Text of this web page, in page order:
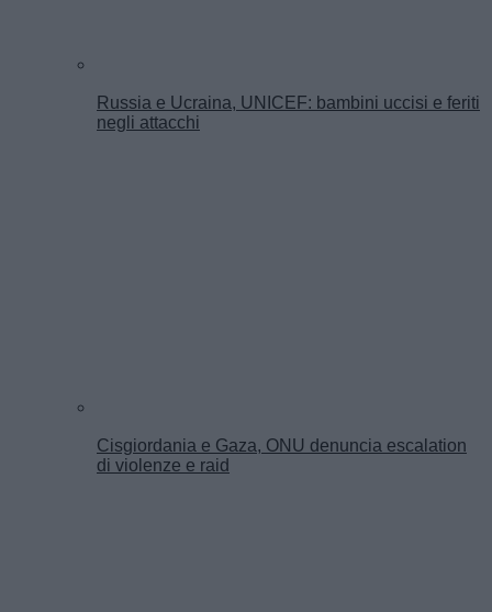
Russia e Ucraina, UNICEF: bambini uccisi e feriti
negli attacchi
Cisgiordania e Gaza, ONU denuncia escalation
di violenze e raid